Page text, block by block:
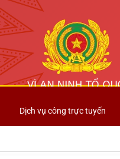
Dịch vụ công trực tuyến